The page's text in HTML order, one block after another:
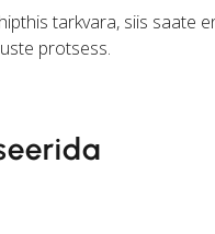
tarkvara, siis saate
protsess.